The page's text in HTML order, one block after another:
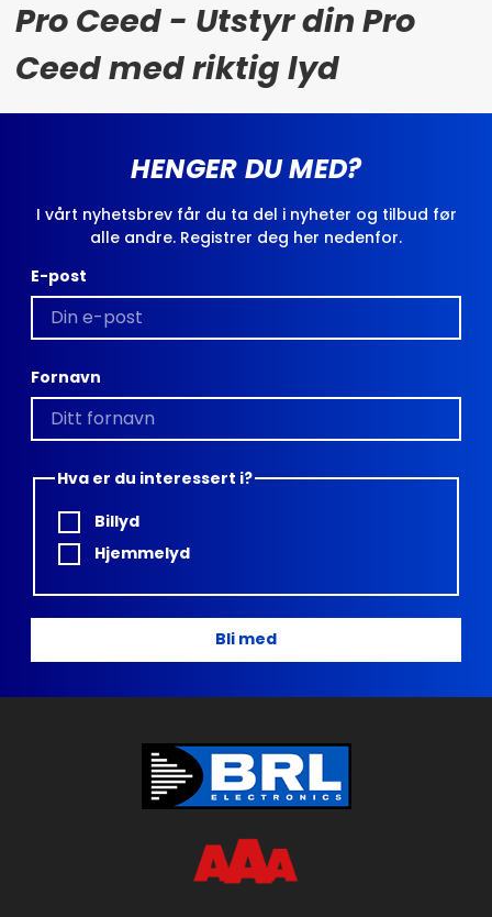
Pro Ceed - Utstyr din Pro
Ceed med riktig lyd
HENGER DU MED?
I vårt nyhetsbrev får du ta del i nyheter og tilbud før
alle andre. Registrer deg her nedenfor.
E-post
Fornavn
Hva er du interessert i?
Billyd
Hjemmelyd
Bli med